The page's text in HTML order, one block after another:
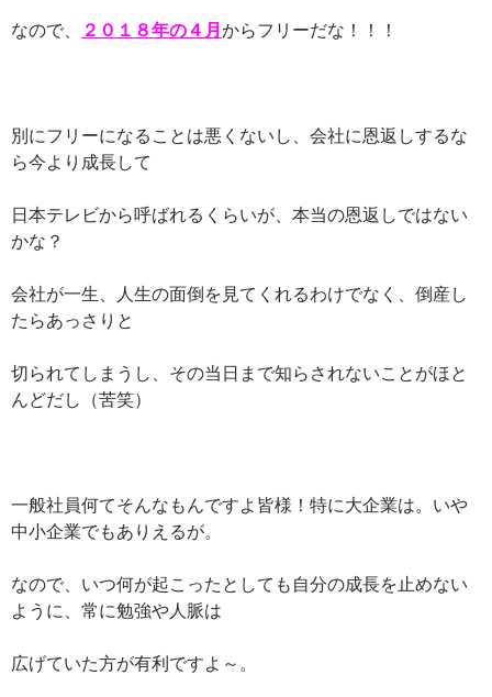
なので、 ２０１８年の４月からフリーだな！！！
別にフリーになることは悪くないし、会社に恩返しするな
ら今より成長して
日本テレビから呼ばれるくらいが、本当の恩返しではない
かな？
会社が一生、人生の面倒を見てくれるわけでなく、倒産し
たらあっさりと
切られてしまうし、その当日まで知らされないことがほと
んどだし（苦笑）
一般社員何てそんなもんですよ皆様！特に大企業は。いや
中小企業でもありえるが。
なので、いつ何が起こったとしても自分の成長を止めない
ように、常に勉強や人脈は
広げていた方が有利ですよ～。